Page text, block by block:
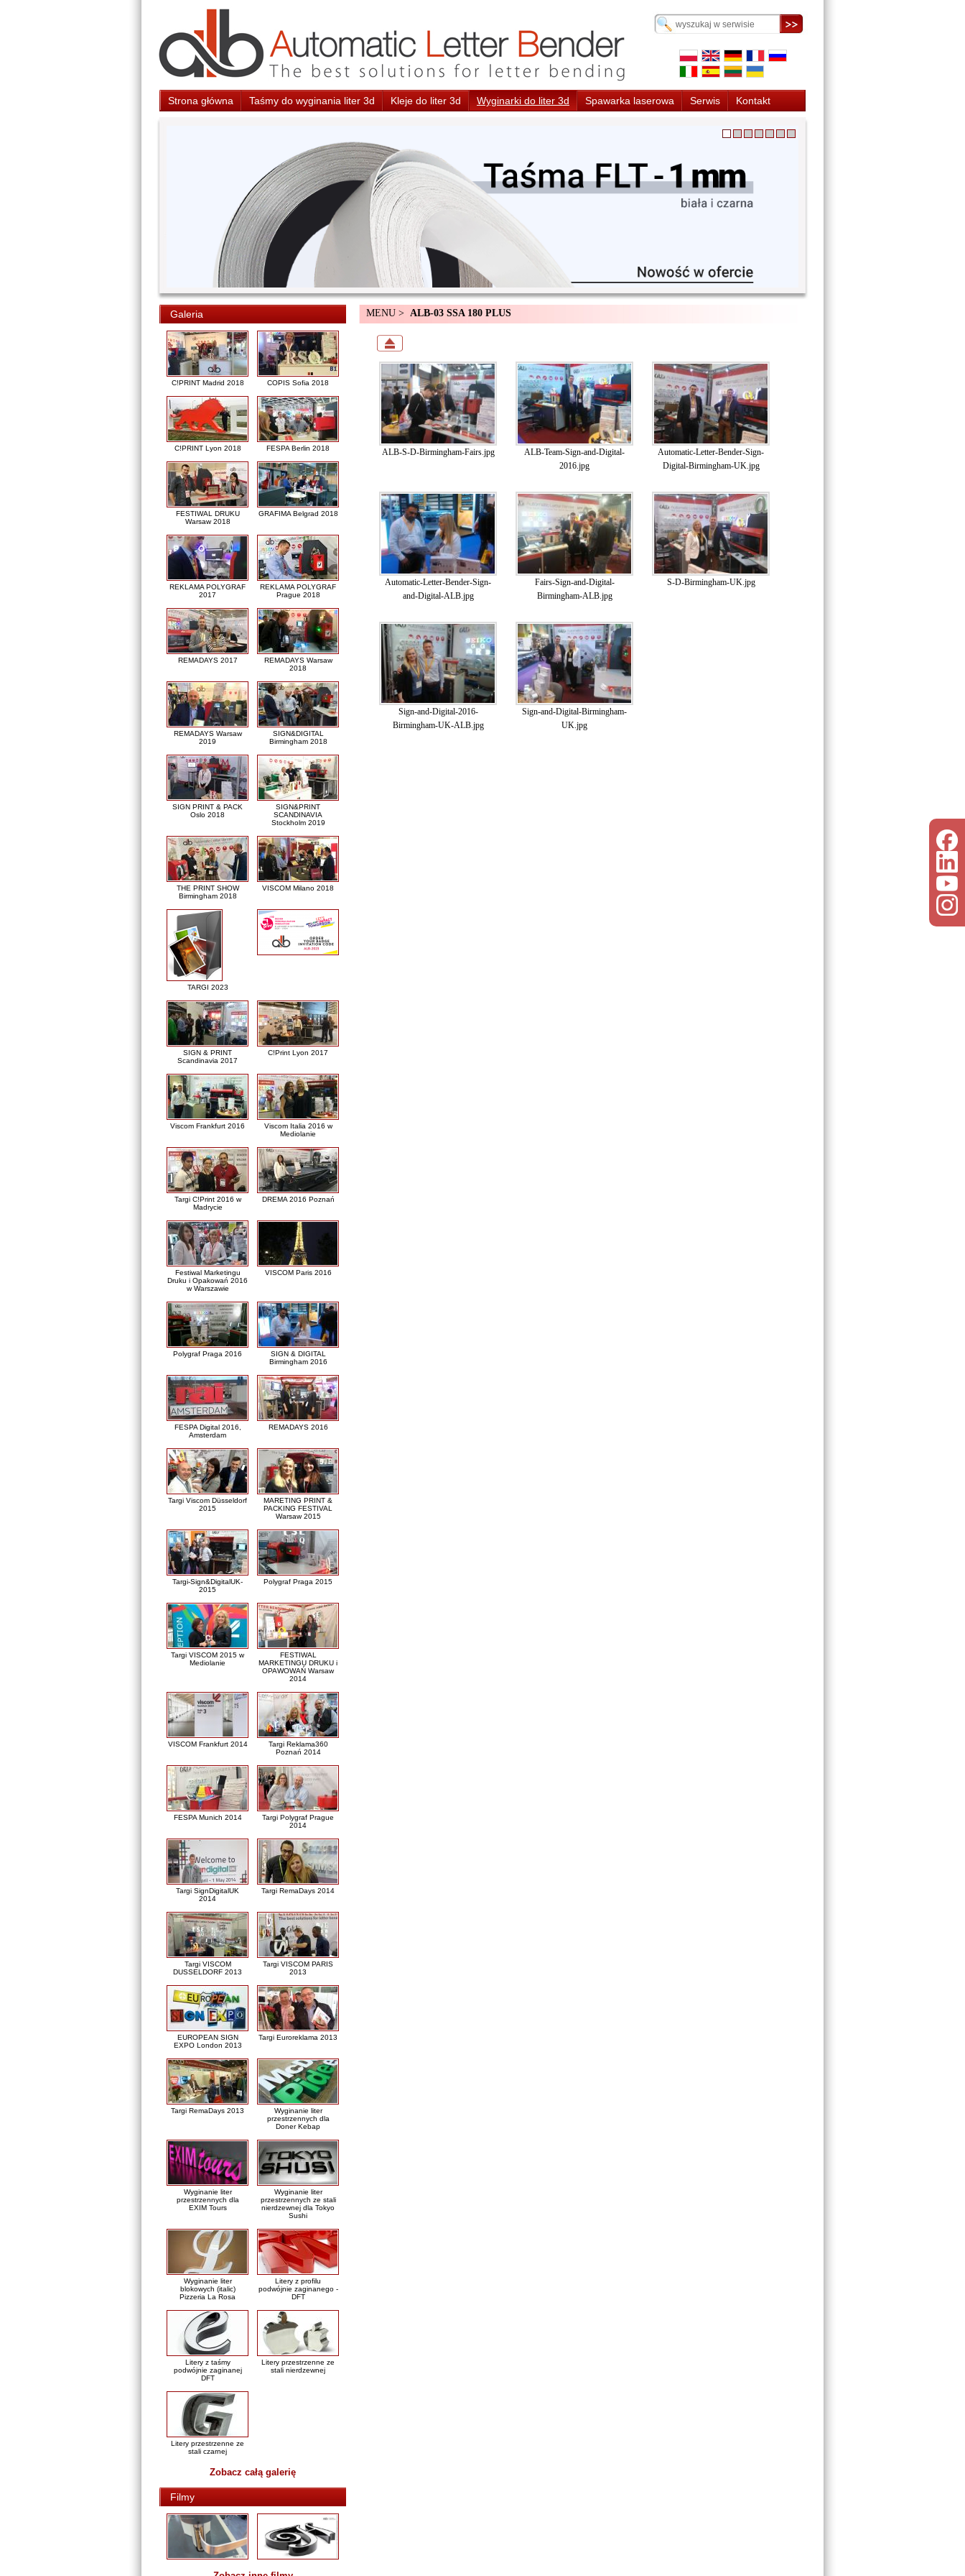
Strona główna Taśmy do wyginania liter 3d Kleje do liter 3d Wyginarki do liter 3d Spawarka laserowa Serwis Kontakt
Galeria
C!PRINT Madrid 2018 COPIS Sofia 2018
C!PRINT Lyon 2018 FESPA Berlin 2018
FESTIWAL DRUKU
Warsaw 2018
GRAFIMA Belgrad 2018
REKLAMA POLYGRAF
2017
REKLAMA POLYGRAF
Prague 2018
REMADAYS 2017
REMADAYS Warsaw
2018
REMADAYS Warsaw
2019
SIGN&DIGITAL
Birmingham 2018
SIGN PRINT & PACK
Oslo 2018
SIGN&PRINT
SCANDINAVIA
Stockholm 2019
THE PRINT SHOW
Birmingham 2018
VISCOM Milano 2018
TARGI 2023
SIGN & PRINT
Scandinavia 2017
C!Print Lyon 2017
Viscom Frankfurt 2016
Viscom Italia 2016 w
Mediolanie
Targi C!Print 2016 w
Madrycie
DREMA 2016 Poznań
Festiwal Marketingu
Druku i Opakowań 2016
w Warszawie
VISCOM Paris 2016
Polygraf Praga 2016
SIGN & DIGITAL
Birmingham 2016
FESPA Digital 2016,
Amsterdam
REMADAYS 2016
Targi Viscom Düsseldorf
2015
MARETING PRINT &
PACKING FESTIVAL
Warsaw 2015
Targi-Sign&DigitalUK-
2015
Polygraf Praga 2015
Targi VISCOM 2015 w
Mediolanie
FESTIWAL
MARKETINGU DRUKU i
OPAWOWAŃ Warsaw
2014
VISCOM Frankfurt 2014
Targi Reklama360
Poznań 2014
FESPA Munich 2014
Targi Polygraf Prague
2014
Targi SignDigitalUK
2014
Targi RemaDays 2014
Targi VISCOM
DUSSELDORF 2013
Targi VISCOM PARIS
2013
EUROPEAN SIGN
EXPO London 2013
Targi Euroreklama 2013
Targi RemaDays 2013
Wyginanie liter
przestrzennych dla
Doner Kebap
Wyginanie liter
przestrzennych dla
EXIM Tours
Wyginanie liter
przestrzennych ze stali
nierdzewnej dla Tokyo
Sushi
Wyginanie liter
blokowych (italic)
Pizzeria La Rosa
Litery z profilu
podwójnie zaginanego -
DFT
Litery z taśmy
podwójnie zaginanej
DFT
Litery przestrzenne ze
stali nierdzewnej
Litery przestrzenne ze
stali czarnej
Zobacz całą galerię
Filmy
MENU > ALB-03 SSA 180 PLUS
ALB-S-D-Birmingham-Fairs.jpg
ALB-Team-Sign-and-Digital-
2016.jpg
Automatic-Letter-Bender-Sign-
Digital-Birmingham-UK.jpg
Automatic-Letter-Bender-Sign-
and-Digital-ALB.jpg
Fairs-Sign-and-Digital-
Birmingham-ALB.jpg
S-D-Birmingham-UK.jpg
Sign-and-Digital-2016-
Birmingham-UK-ALB.jpg
Sign-and-Digital-Birmingham-
UK.jpg